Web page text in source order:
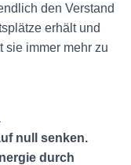
den Verstand
erhält und
sie immer mehr zu
null senken.
durch